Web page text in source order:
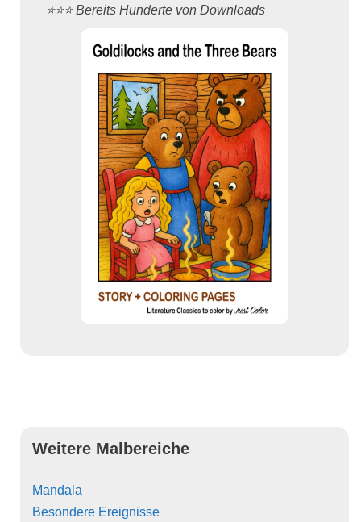
⭐️⭐️⭐️ Bereits Hunderte von Downloads
Weitere Malbereiche
Mandala
Besondere Ereignisse